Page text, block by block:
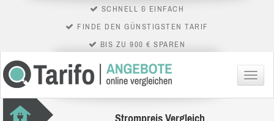
SCHNELL & EINFACH
FINDE DEN GÜNSTIGSTEN TARIF
BIS ZU 900 € SPAREN
Menü
Strompreis Vergleich